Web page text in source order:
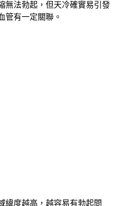
無法勃起，但天冷確實易引發
管有一定關聯。
緯度越高，越容易有勃起問